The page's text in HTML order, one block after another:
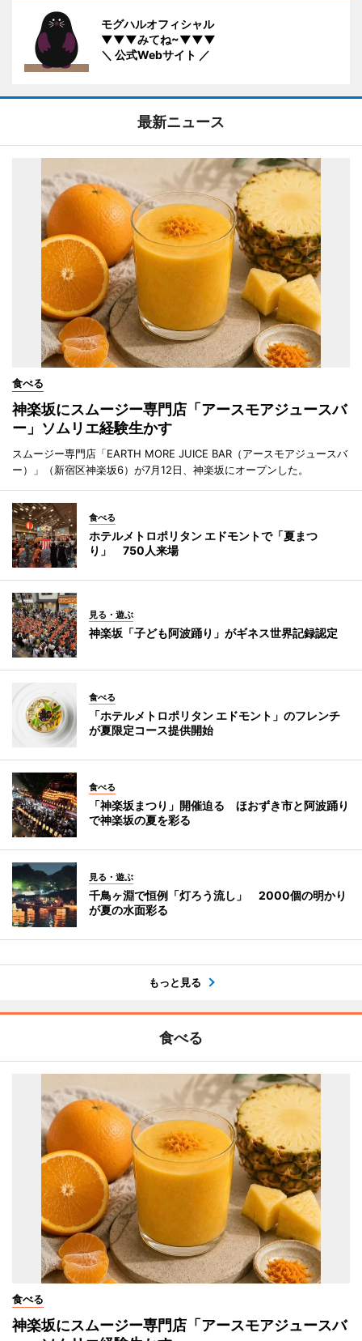
モグハルオフィシャル
▼▼▼みてね~▼▼▼
＼ 公式Webサイト ／
最新ニュース
食べる
神楽坂にスムージー専門店「アースモアジュースバ
ー」ソムリエ経験生かす
スムージー専門店「EARTH MORE JUICE BAR（アースモアジュースバ
ー）」（新宿区神楽坂6）が7月12日、神楽坂にオープンした。
食べる
ホテルメトロポリタン エドモントで「夏まつ
り」 750人来場
見る・遊ぶ
神楽坂「子ども阿波踊り」がギネス世界記録認定
食べる
「ホテルメトロポリタン エドモント」のフレンチ
が夏限定コース提供開始
食べる
「神楽坂まつり」開催迫る ほおずき市と阿波踊り
で神楽坂の夏を彩る
見る・遊ぶ
千鳥ヶ淵で恒例「灯ろう流し」 2000個の明かり
が夏の水面彩る
もっと見る
食べる
食べる
神楽坂にスムージー専門店「アースモアジュースバ